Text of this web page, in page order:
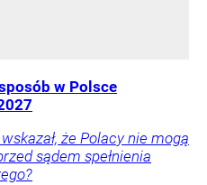
w Polsce
że Polacy nie mogą
sądem spełnienia